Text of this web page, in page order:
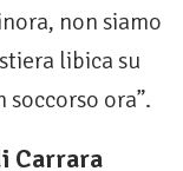
non siamo
libica su
soccorso ora”.
Carrara